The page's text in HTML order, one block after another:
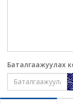
Баталгаажуулах